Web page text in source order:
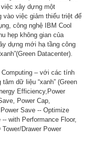
xây dựng một
việc giảm thiểu triệt để
công nghệ IBM Cool
hẹp không gian của
dựng mới hạ tầng công
Datacenter).
– với các tính
dữ liệu “xanh” (Green
Efficiency,Power
Power Cap,
Save -- Optimize
with Performance Floor,
Drawer Power